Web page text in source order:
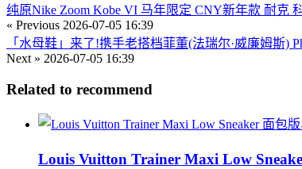
纯原Nike Zoom Kobe VI 马年限定 CNY新年款 耐克
« Previous 2026-07-05 16:39
「水母鞋」来了!携手老搭档菲董(法瑞尔·威廉姆斯)
Next » 2026-07-05 16:39
Related to recommend
Louis Vuitton Trainer Maxi Low